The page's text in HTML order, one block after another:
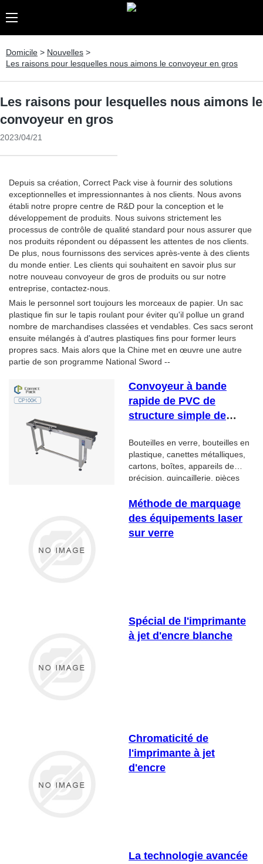
Domicile > Nouvelles >
Les raisons pour lesquelles nous aimons le convoyeur en gros
Les raisons pour lesquelles nous aimons le
convoyeur en gros
2023/04/21
Depuis sa création, Correct Pack vise à fournir des solutions
exceptionnelles et impressionnantes à nos clients. Nous avons
établi notre propre centre de R&D pour la conception et le
développement de produits. Nous suivons strictement les
processus de contrôle de qualité standard pour nous assurer que
nos produits répondent ou dépassent les attentes de nos clients.
De plus, nous fournissons des services après-vente à des clients
du monde entier. Les clients qui souhaitent en savoir plus sur
notre nouveau convoyeur de gros de produits ou sur notre
entreprise, contactez-nous.
Mais le personnel sort toujours les morceaux de papier. Un sac
plastique fin sur le tapis roulant pour éviter qu'il pollue un grand
nombre de marchandises classées et vendables. Ces sacs seront
ensuite mélangés à d'autres plastiques fins pour former leurs
propres sacs. Mais alors que la Chine met en œuvre une autre
partie de son programme National Sword --
Convoyeur à bande
rapide de PVC de
structure simple de
automatique de paquet
correct
Bouteilles en verre, bouteilles en
plastique, canettes métalliques,
cartons, boîtes, appareils de
précision, quincaillerie, pièces
électriques basse tension, etc.
Méthode de marquage
des équipements laser
sur verre
Spécial de l'imprimante
à jet d'encre blanche
Chromaticité de
l'imprimante à jet
d'encre
La technologie avancée